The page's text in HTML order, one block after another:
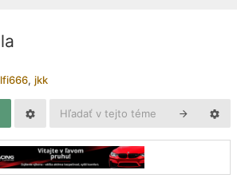
, jkk